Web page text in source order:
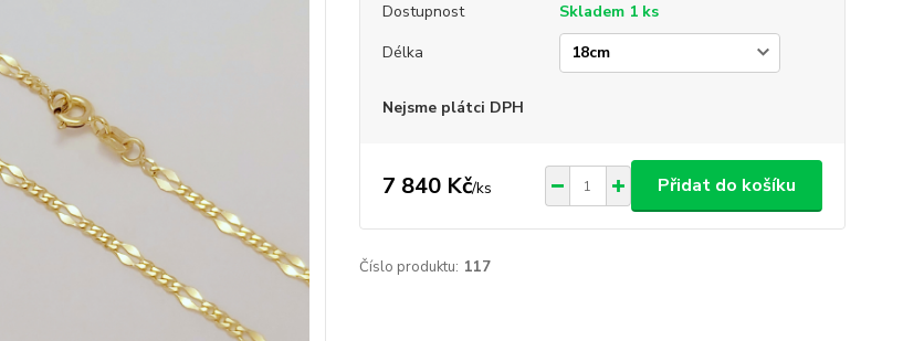
Dostupnost
Skladem 1 ks
Délka
Nejsme plátci DPH
7 840 Kč/ks Přidat do košíku
Číslo produktu: 117